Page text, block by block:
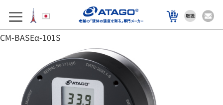
アフターサポート
製品を選ぶ
CM-BASEα-101S